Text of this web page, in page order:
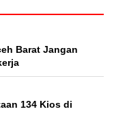
Barat Jangan
134 Kios di